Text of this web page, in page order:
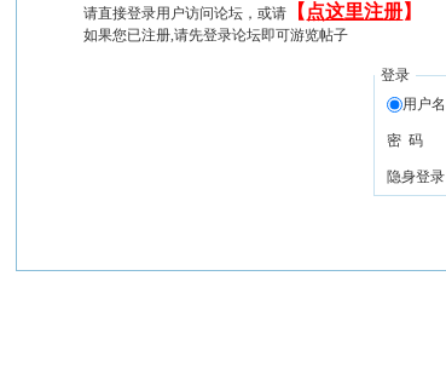
请直接登录用户访问论坛，或请 【 点这里注册】
如果您已注册,请先登录论坛即可游览帖子
登录
用户名
密 码
隐身登录